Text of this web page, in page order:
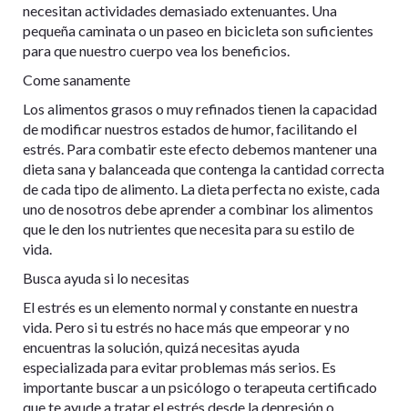
necesitan actividades demasiado extenuantes. Una
pequeña caminata o un paseo en bicicleta son suficientes
para que nuestro cuerpo vea los beneficios.
Come sanamente
Los alimentos grasos o muy refinados tienen la capacidad
de modificar nuestros estados de humor, facilitando el
estrés. Para combatir este efecto debemos mantener una
dieta sana y balanceada que contenga la cantidad correcta
de cada tipo de alimento. La dieta perfecta no existe, cada
uno de nosotros debe aprender a combinar los alimentos
que le den los nutrientes que necesita para su estilo de
vida.
Busca ayuda si lo necesitas
El estrés es un elemento normal y constante en nuestra
vida. Pero si tu estrés no hace más que empeorar y no
encuentras la solución, quizá necesitas ayuda
especializada para evitar problemas más serios. Es
importante buscar a un psicólogo o terapeuta certificado
que te ayude a tratar el estrés desde la depresión o